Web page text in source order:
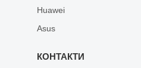
Huawei
Asus